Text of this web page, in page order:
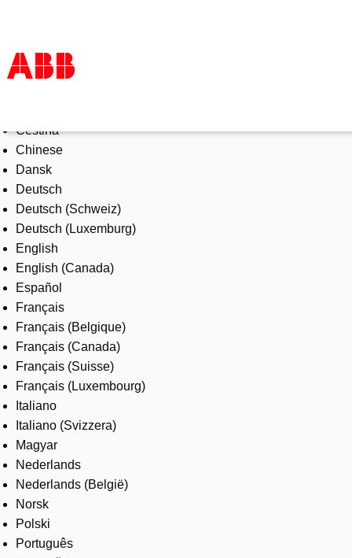
Products & Solutions
Industries
Services
About us
Where to buy
Contact us
Careers
Čeština
Chinese
Dansk
Deutsch
Deutsch (Schweiz)
Deutsch (Luxemburg)
English
English (Canada)
Español
Français
Français (Belgique)
Français (Canada)
Français (Suisse)
Français (Luxembourg)
Italiano
Italiano (Svizzera)
Magyar
Nederlands
Nederlands (België)
Norsk
Polski
Português